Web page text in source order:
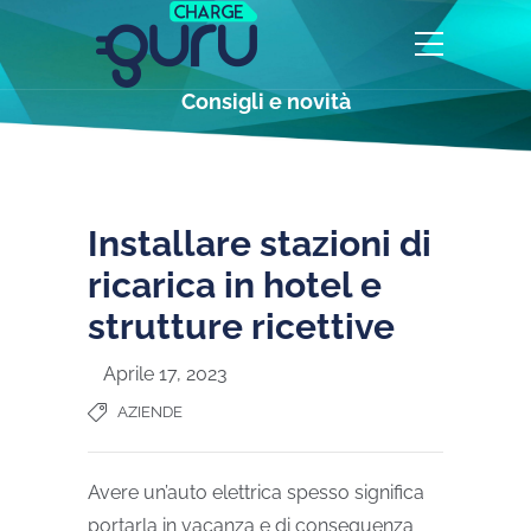
Consigli e novità
Installare stazioni di
ricarica in hotel e
strutture ricettive
Aprile 17, 2023
AZIENDE
Avere un’auto elettrica spesso significa
portarla in vacanza e di conseguenza